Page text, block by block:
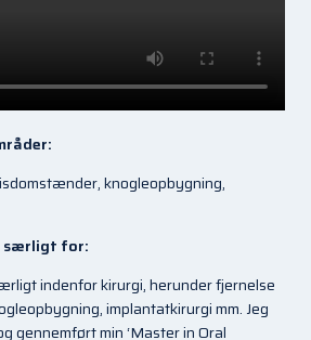
knogleopbygning,
særligt for:
indenfor kirurgi, herunder fjernelse
implantatkirurgi mm. Jeg
gennemført min ‘Master in Oral